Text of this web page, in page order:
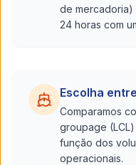
de mercadoria)
24 horas com
Escolha
Comparamos
groupage
função dos
operacionais.